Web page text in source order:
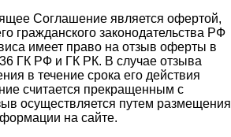
Соглашение является офертой,
гражданского законодательства РФ
имеет право на отзыв оферты в
ГК РФ и ГК РК. В случае отзыва
в течение срока его действия
считается прекращенным с
осуществляется путем размещения
на сайте.